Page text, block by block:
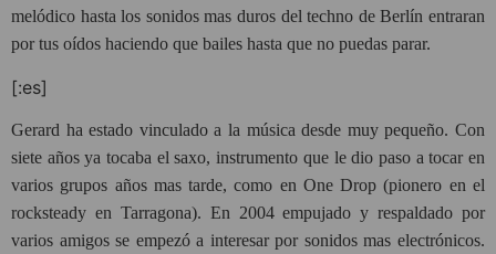
melódico hasta los sonidos mas duros del techno de Berlín entraran
por tus oídos haciendo que bailes hasta que no puedas parar.
[:es]
Gerard ha estado vinculado a la música desde muy pequeño. Con
siete años ya tocaba el saxo, instrumento que le dio paso a tocar en
varios grupos años mas tarde, como en One Drop (pionero en el
rocksteady en Tarragona). En 2004 empujado y respaldado por
varios amigos se empezó a interesar por sonidos mas electrónicos.